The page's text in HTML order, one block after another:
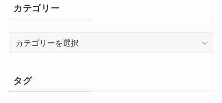
ブ
カテゴリー
ー
タグ